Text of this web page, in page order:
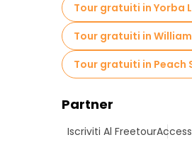
Tour gratuiti in Yorba
Tour gratuiti in
Tour gratuiti in Peach
Partner
Iscriviti Al Freetour